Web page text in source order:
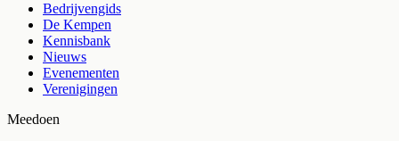
Bedrijvengids
De Kempen
Kennisbank
Nieuws
Evenementen
Verenigingen
Meedoen